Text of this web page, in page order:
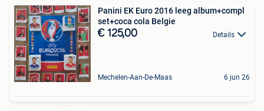
Panini EK Euro 2016 leeg album+compl
set+coca cola Belgie
€ 125,00 Details
Mechelen-Aan-De-Maas 6 jun 26